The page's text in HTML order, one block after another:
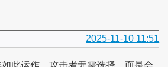
2025-11-10 11:51
此运作，攻击者无需选择，而是会